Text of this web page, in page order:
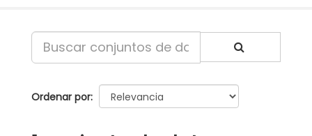
Ordenar por